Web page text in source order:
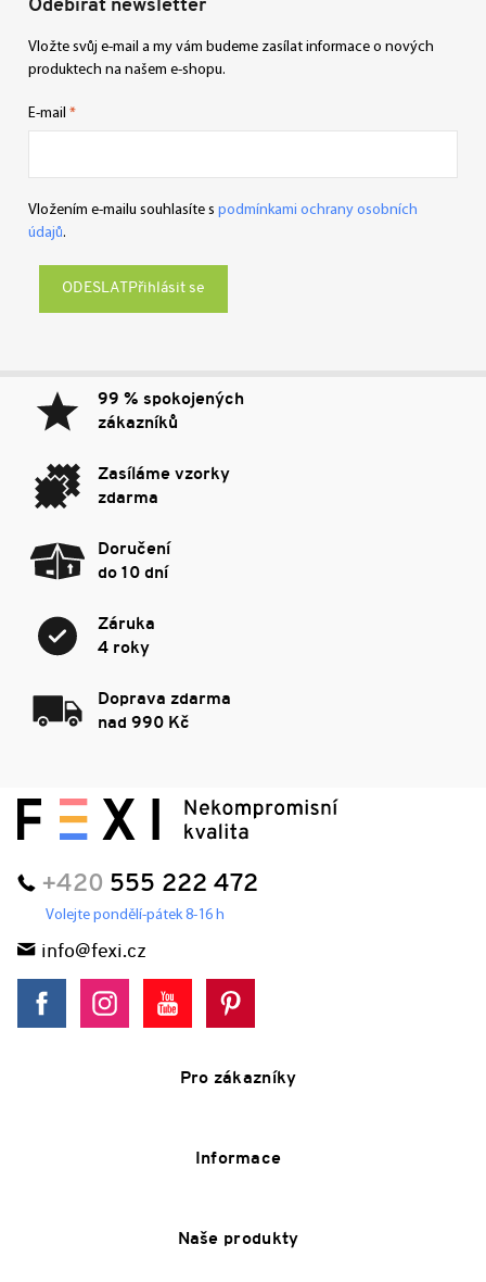
Odebírat newsletter
Vložte svůj e-mail a my vám budeme zasílat informace o nových
produktech na našem e-shopu.
E-mail
Vložením e-mailu souhlasíte s podmínkami ochrany osobních
údajů.
Přihlásit se
99 % spokojených
zákazníků
Zasíláme vzorky
zdarma
Doručení
do 10 dní
Záruka
4 roky
Doprava zdarma
nad 990 Kč
+420 555 222 472
Volejte pondělí-pátek 8-16 h
info@fexi.cz
Pro zákazníky
Informace
Naše produkty